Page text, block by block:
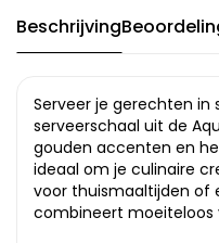
Beschrijving
Serveer je gerechten in
serveerschaal uit de
gouden accenten en
ideaal om je culinaire
voor thuismaaltijden of
combineert